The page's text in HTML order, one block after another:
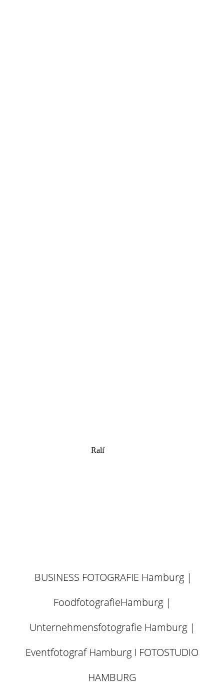
BUSINESS FOTOGRAFIE Hamburg |
FoodfotografieHamburg |
Unternehmensfotografie Hamburg |
Eventfotograf Hamburg I FOTOSTUDIO
HAMBURG